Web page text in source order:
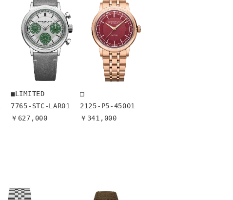
■LIMITED
7765-STC-LAR01
￥627,000
□
2125-P5-45001
￥341,000